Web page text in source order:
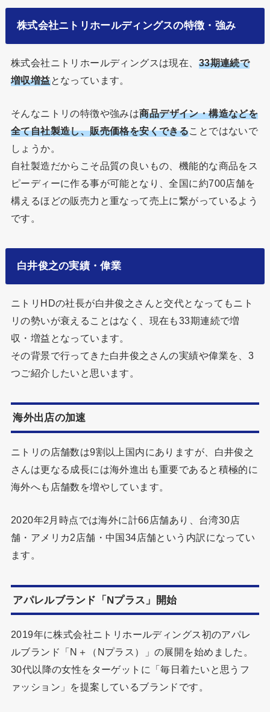
株式会社ニトリホールディングスの特徴・強み
株式会社ニトリホールディングスは現在、 33期連続で
増収増益となっています。
そんなニトリの特徴や強みは商品デザイン・構造などを
全て自社製造し、販売価格を安くできることではないで
しょうか。
自社製造だからこそ品質の良いもの、機能的な商品をス
ピーディーに作る事が可能となり、全国に約700店舗を
構えるほどの販売力と重なって売上に繋がっているよう
です。
白井俊之の実績・偉業
ニトリHDの社長が白井俊之さんと交代となってもニト
リの勢いが衰えることはなく、現在も33期連続で増
収・増益となっています。
その背景で行ってきた白井俊之さんの実績や偉業を、3
つご紹介したいと思います。
海外出店の加速
ニトリの店舗数は9割以上国内にありますが、白井俊之
さんは更なる成長には海外進出も重要であると積極的に
海外へも店舗数を増やしています。
2020年2月時点では海外に計66店舗あり、台湾30店
舗・アメリカ2店舗・中国34店舗という内訳になってい
ます。
アパレルブランド「Nプラス」開始
2019年に株式会社ニトリホールディングス初のアパレ
ルブランド「N＋（Nプラス）」の展開を始めました。
30代以降の女性をターゲットに「毎日着たいと思うフ
ァッション」を提案しているブランドです。